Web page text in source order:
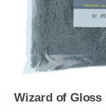
Wizard of Gloss